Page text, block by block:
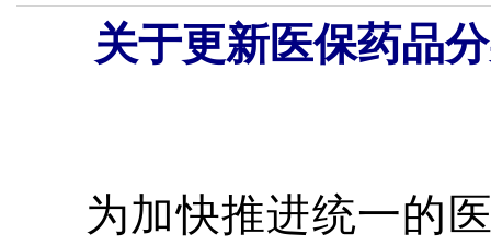
关于更新医保药品
为加快推进统一的